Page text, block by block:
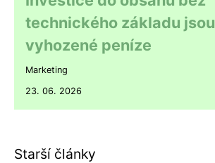
technického základu jsou
vyhozené peníze
Marketing
23. 06. 2026
Starší články